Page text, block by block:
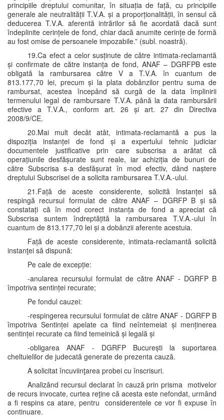
principiile dreptului comunitar, în situația de față, cu principiile
generale ale neutralității T.V.A. și a proporționalității, în sensul că
deducerea T.V.A. aferentă intrărilor să fie acordată dacă sunt
îndeplinite cerințele de fond, chiar dacă anumite cerințe de formă
au fost omise de persoanele impozabile.” (subl. noastră).
19.Ca efect a celor susținute de către intimata-reclamantă
și confirmate de către instanța de fond, ANAF – DGRFPB este
obligată la rambursarea către V a T.V.A. în cuantum de
813.177,70 lei, precum și la plata dobânzilor pentru suma de
rambursat, acestea începând să curgă de la data împlinirii
termenului legal de rambursare T.V.A. până la data rambursării
efective a T.V.A., conform art. 26 și art. 27 din Directiva
2008/9/CE.
20.Mai mult decât atât, intimata-reclamantă a pus la
dispoziția instanței de fond și a expertului tehnic judiciar
documentele justificative prin care subscrisa a arătat că
operațiunile desfășurate sunt reale, iar achiziția de bunuri de
către Subscrisa s-a desfășurat în mod efectiv, dând naștere
dreptului Subscrisei de a solicita rambursarea T.V.A.-ului.
21.Față de aceste considerente, solicită Instanței să
respingă recursul formulat de către ANAF – DGRFP B și să
constatați că în mod corect instanța de fond a apreciat că
Subscrisa suntem îndreptățită la rambursarea T.V.A.-ului în
cuantum de 813.177,70 lei și a dobânzii aferente acestuia.
Față de aceste considerente, intimata-reclamantă solicită
instanţei să dispună:
Pe cale de excepție:
-anularea recursului formulat de către ANAF - DGRFP B
împotriva sentinței recurate;
Pe fondul cauzei:
-respingerea recursului formulat de către ANAF - DGRFP B
împotriva Sentinței apelate ca fiind neîntemeiat și menținerea
sentinței recurate ca fiind temeinică și legală și
-obligarea ANAF - DGRFP București la suportarea
cheltuielilor de judecată generate de prezenta cauză.
A solicitat încuviinţarea probei cu înscrisuri.
Analizând recursul declarat în cauză prin prisma motivelor
de recurs invocate, curtea reţine că acesta este nefondat, urmând
a fi respins ca atare, pentru considerentele ce vor fi expuse în
continuare.